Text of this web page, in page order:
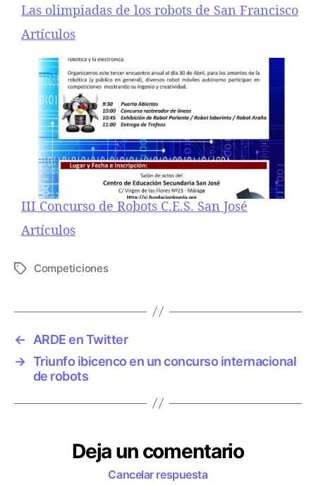
Las olimpiadas de los robots de San Francisco
Respecto a
Artículos
III Concurso de Robots C.E.S. San José
Respecto a
Artículos
E
q
e
t
Competiciones
←
ARDE en Twitter
→ Triunfo ibicenco en un concurso internacional
de robots
Deja un comentario
Cancelar respuesta